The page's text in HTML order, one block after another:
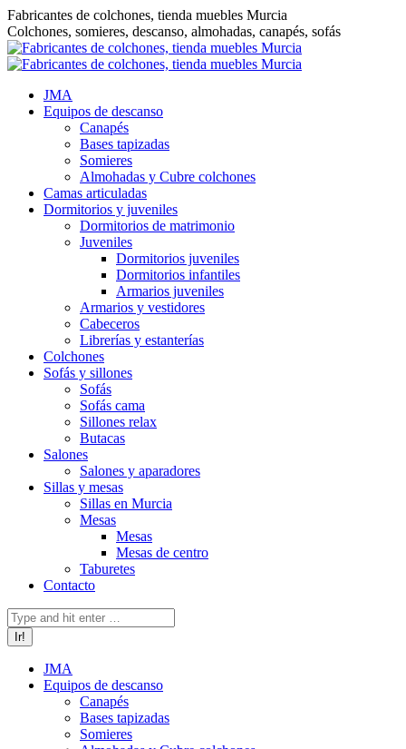
Saltar
al
contenido
Fabricantes de colchones, tienda muebles Murcia
Colchones, somieres, descanso, almohadas, canapés, sofás
JMA
Equipos de descanso
Canapés
Bases tapizadas
Somieres
Almohadas y Cubre colchones
Camas articuladas
Dormitorios y juveniles
Dormitorios de matrimonio
Juveniles
Dormitorios juveniles
Dormitorios infantiles
Armarios juveniles
Armarios y vestidores
Cabeceros
Librerías y estanterías
Colchones
Sofás y sillones
Sofás
Sofás cama
Sillones relax
Butacas
Salones
Salones y aparadores
Sillas y mesas
Sillas en Murcia
Mesas
Mesas
Mesas de centro
Taburetes
Contacto
Buscar:
JMA
Equipos de descanso
Canapés
Bases tapizadas
Somieres